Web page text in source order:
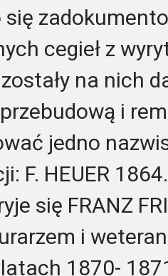
się
cegieł z
na nich
i
jedno
F. HEUER
się FRANZ
i
1870-